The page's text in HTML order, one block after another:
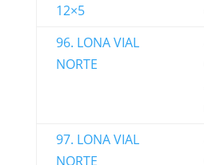
12×5
96. LONA VIAL
NORTE
97. LONA VIAL
NORTE